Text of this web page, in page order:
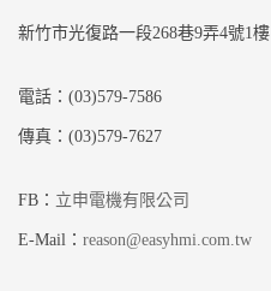
新竹市光復路一段268巷9弄4號1樓
電話：(03)579-7586
傳真：(03)579-7627
FB： 立申電機有限公司
E-Mail： reason@easyhmi.com.tw